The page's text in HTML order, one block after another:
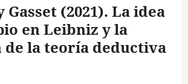
Gasset (2021). La idea
en Leibniz y la
de la teoría deductiva